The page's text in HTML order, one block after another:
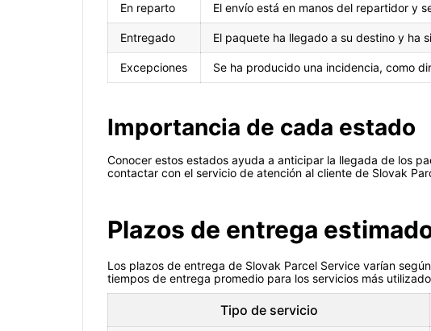
En reparto El envío está en manos del repartidor y
Entregado El paquete ha llegado a su destino y ha
Excepciones Se ha producido una incidencia, como
Importancia de cada estado
Conocer estos estados ayuda a anticipar la llegada de los
contactar con el servicio de atención al cliente de Slovak
Plazos de entrega
Los plazos de entrega de Slovak Parcel Service varían
tiempos de entrega promedio para los servicios más
Tipo de servicio